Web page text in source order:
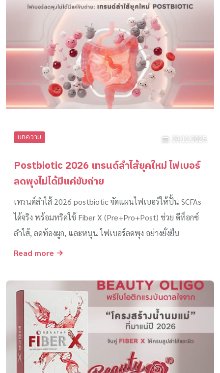
บทความ 23.12.2025
Postbiotic 2026 เทรนด์ลำไส้ยุคใหม่ ไฟเบอร์
ลดพุงไม่ได้มีแค่ขับถ่าย
เทรนด์ลำไส้ 2026 postbiotic จัดแผนไฟเบอร์ให้ปั้น SCFAs
ได้จริง พร้อมทริคใช้ Fiber X (Pre+Pro+Post) ช่วย ดีท็อกซ์
ลำไส้, ลดท้องผูก, และหนุน ไฟเบอร์ลดพุง อย่างยั่งยืน
Read more